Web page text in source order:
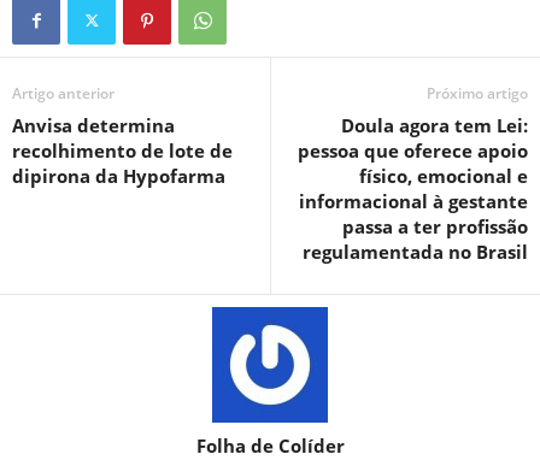
Artigo anterior
Anvisa determina
recolhimento de lote de
dipirona da Hypofarma
Próximo artigo
Doula agora tem Lei:
pessoa que oferece apoio
físico, emocional e
informacional à gestante
passa a ter profissão
regulamentada no Brasil
Folha de Colíder